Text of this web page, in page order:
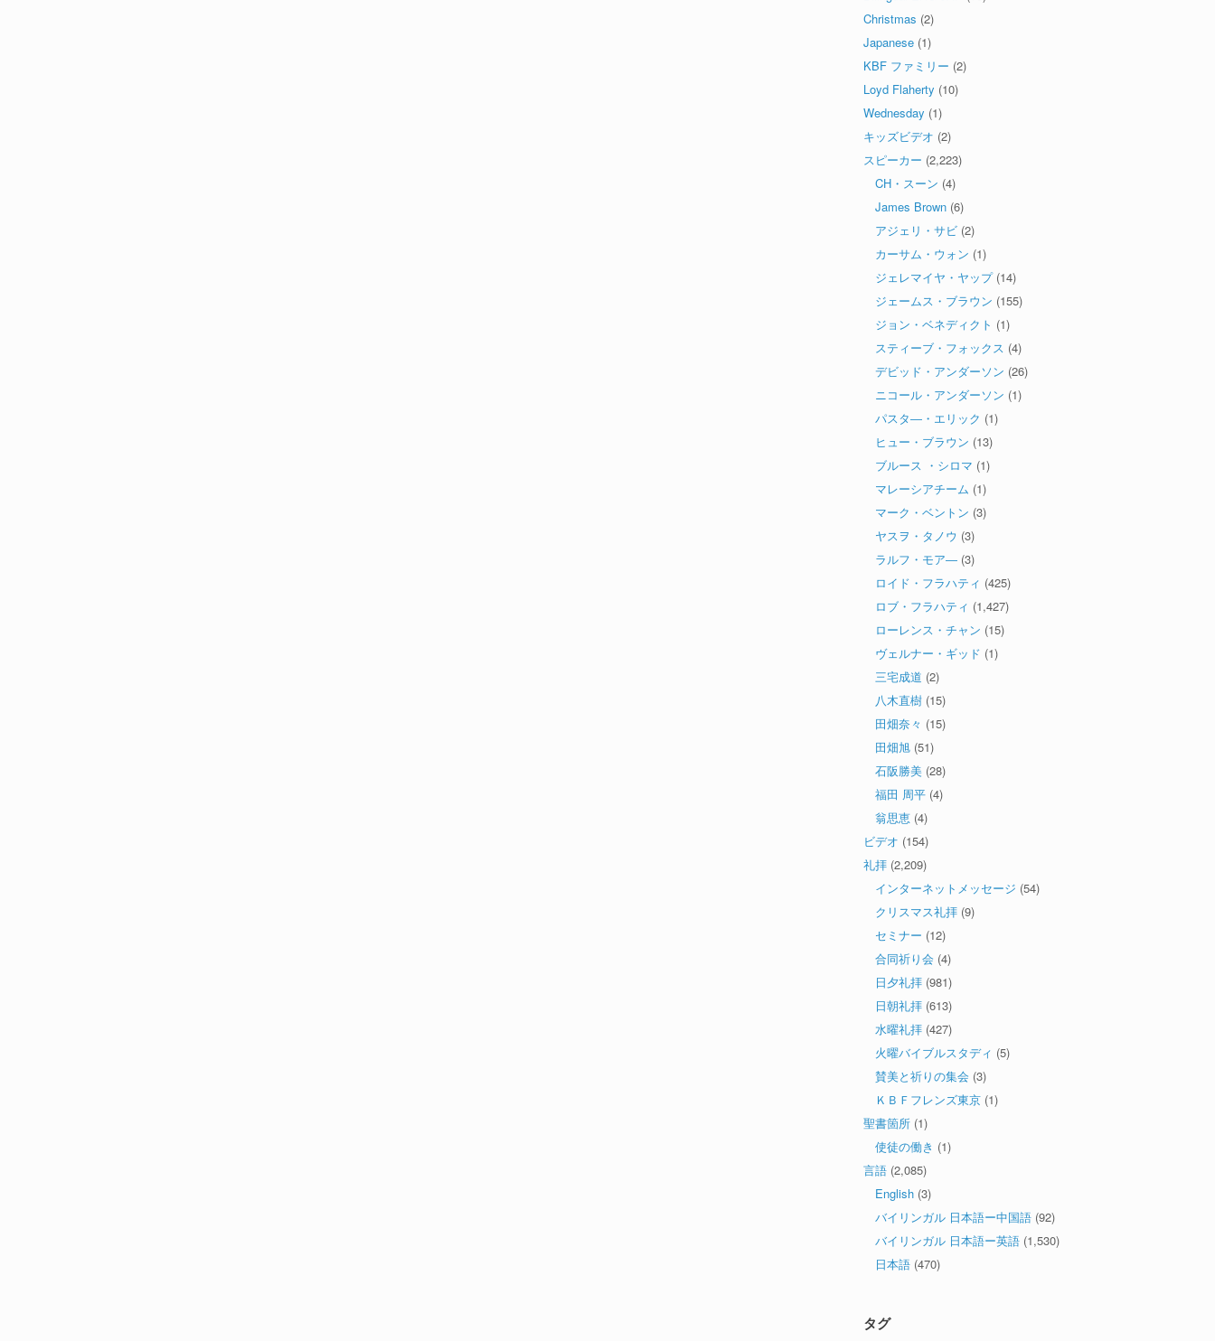
Christmas (2)
Japanese (1)
KBF ファミリー (2)
Loyd Flaherty (10)
Wednesday (1)
キッズビデオ (2)
スピーカー (2,223)
CH・スーン (4)
James Brown (6)
アジェリ・サビ (2)
カーサム・ウォン (1)
ジェレマイヤ・ヤップ(14)
ジェームス・ブラウン (155)
ジョン・ベネディクト (1)
スティーブ・フォックス (4)
デビッド・アンダーソン (26)
ニコール・アンダーソン (1)
パスタ―・エリック (1)
ヒュー・ブラウン (13)
ブルース ・シロマ (1)
マレーシアチーム (1)
マーク・ベントン (3)
ヤスヲ・タノウ (3)
ラルフ・モア― (3)
ロイド・フラハティ (425)
ロブ・フラハティ (1,427)
ローレンス・チャン (15)
ヴェルナー・ギッド (1)
三宅成道 (2)
八木直樹 (15)
田畑奈々 (15)
田畑旭 (51)
石阪勝美 (28)
福田 周平 (4)
翁思恵 (4)
ビデオ (154)
礼拝 (2,209)
インターネットメッセージ (54)
クリスマス礼拝 (9)
セミナー (12)
合同祈り会 (4)
日夕礼拝 (981)
日朝礼拝 (613)
水曜礼拝 (427)
火曜バイブルスタディ (5)
賛美と祈りの集会 (3)
ＫＢＦフレンズ東京 (1)
聖書箇所 (1)
使徒の働き (1)
言語 (2,085)
English (3)
バイリンガル 日本語ー中国語 (92)
バイリンガル 日本語ー英語 (1,530)
日本語 (470)
タグ